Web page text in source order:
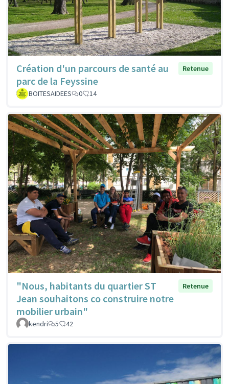
Création d'un parcours de santé au
parc de la Feyssine
Retenue
BOITESAIDEES 0 14
"Nous, habitants du quartier ST
Jean souhaitons co construire notre
mobilier urbain"
Retenue
kendri 5 42